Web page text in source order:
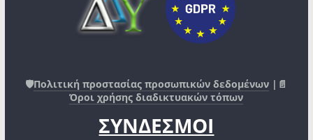
🛡️Πολιτική προστασίας προσωπικών δεδομένων |📄
Όροι χρήσης διαδικτυακών τόπων
ΣΥΝΔΕΣΜΟΙ